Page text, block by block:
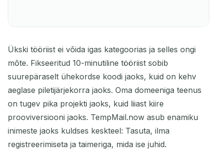
Ükski tööriist ei võida igas kategoorias ja selles ongi
mõte. Fikseeritud 10-minutiline tööriist sobib
suurepäraselt ühekordse koodi jaoks, kuid on kehv
aeglase piletijärjekorra jaoks. Oma domeeniga teenus
on tugev pika projekti jaoks, kuid liiast kiire
prooviversiooni jaoks. TempMail.now asub enamiku
inimeste jaoks kuldses keskteel: Tasuta, ilma
registreerimiseta ja taimeriga, mida ise juhid.